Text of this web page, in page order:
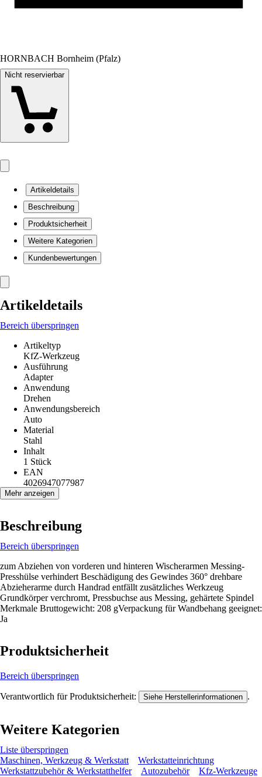
HORNBACH Bornheim (Pfalz)
Nicht reservierbar
Artikeldetails
Beschreibung
Produktsicherheit
Weitere Kategorien
Kundenbewertungen
Artikeldetails
Bereich überspringen
Artikeltyp
KfZ-Werkzeug
Ausführung
Adapter
Anwendung
Drehen
Anwendungsbereich
Auto
Material
Stahl
Inhalt
1 Stück
EAN
4026947077987
Mehr anzeigen
Beschreibung
Bereich überspringen
zum Abziehen von vorderen und hinteren Wischerarmen Messing-
Presshülse verhindert Beschädigung des Gewindes 360° drehbare
Abzieherarme durch Handrad entfällt zusätzliches Werkzeug
Grundkörper verchromt, Pressbuchse aus Messing, gehärtete Spindel
Merkmale Bruttogewicht: 208 gVerpackung für Wandbehang geeignet:
Ja
Produktsicherheit
Bereich überspringen
Verantwortlich für Produktsicherheit: Siehe Herstellerinformationen .
Weitere Kategorien
Liste überspringen
Maschinen, Werkzeug & Werkstatt
Werkstatteinrichtung
Werkstattzubehör & Werkstatthelfer
Autozubehör
Kfz-Werkzeuge